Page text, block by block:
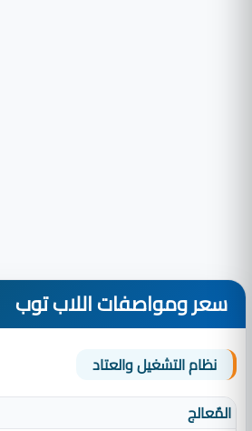
سعر ومواصفات اللاب توب
نظام التشغيل والعتاد
المٌعالج